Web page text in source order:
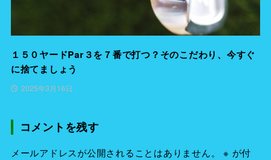
１５０ヤードPar３を７番で打つ？そのこだわり、今すぐ
に捨てましょう
2025年3月16日
コメントを残す
メールアドレスが公開されることはありません。 ※ が付